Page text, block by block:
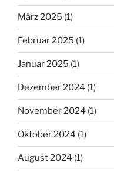
März 2025 (1)
Februar 2025 (1)
Januar 2025 (1)
Dezember 2024 (1)
November 2024 (1)
Oktober 2024 (1)
August 2024 (1)